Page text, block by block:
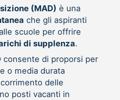
(MAD) è una
che gli aspiranti
scuole per offrire
di supplenza.
consente di proporsi per
o media durata
delle
posti vacanti in